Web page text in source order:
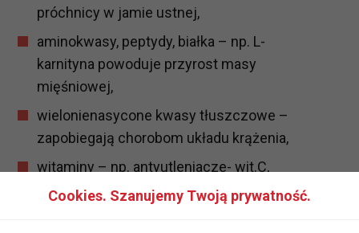
próchnicy w jamie ustnej,
aminokwasy, peptydy, białka – np. L-
karnityna powoduje przyrost masy
mięśniowej,
wielonienasycone kwasy tłuszczowe –
zapobiegają chorobom układu krążenia,
witaminy – np. antyutleniacze- wit.C,
wit.E i b-karoten neutralizują wolne
Cookies. Szanujemy Twoją prywatność.